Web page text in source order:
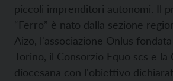
piccoli imprenditori autonomi. Il
“Ferro” è nato dalla sezione
Aizo, l'associazione Onlus
Torino, il Consorzio Equo scs e la
diocesana con l'obiettivo